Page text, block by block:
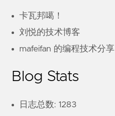
卡瓦邦噶！
刘悦的技术博客
mafeifan 的编程技术分享
Blog Stats
日志总数: 1283